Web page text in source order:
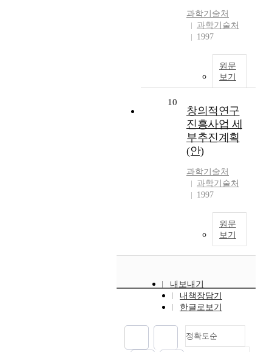
과학기술처
과학기술처
1997
원문
보기
10
창의적연구
진흥사업 세
부추진계획
(안)
과학기술처
과학기술처
1997
원문
보기
내보내기
내책장담기
한글로보기
정확도순